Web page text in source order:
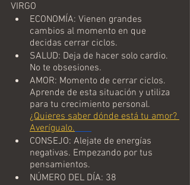
VIRGO
ECONOMÍA: Vienen grandes
cambios al momento en que
decidas cerrar ciclos.
SALUD: Deja de hacer solo cardio.
No te obsesiones.
AMOR: Momento de cerrar ciclos.
Aprende de esta situación y utiliza
para tu crecimiento personal.
¿Quieres saber dónde está tu amor?
Averígualo.
CONSEJO: Alejate de energías
negativas. Empezando por tus
pensamientos.
NÚMERO DEL DÍA: 38